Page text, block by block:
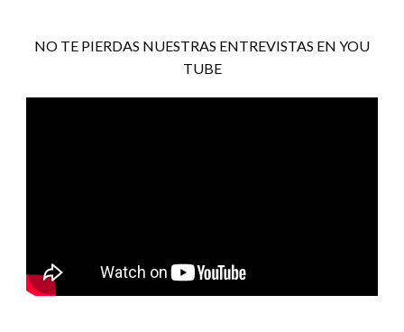
NO TE PIERDAS NUESTRAS ENTREVISTAS EN YOU
TUBE